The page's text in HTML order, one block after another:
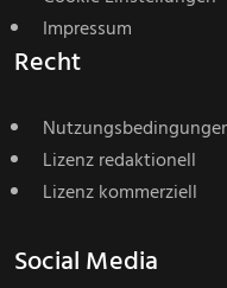
Impressum
Recht
Lizenz redaktionell
Lizenz kommerziell
Social Media